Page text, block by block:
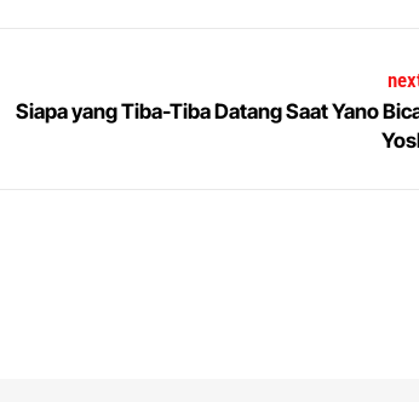
Siapa yang Tiba-Tiba Datang Saat Yano